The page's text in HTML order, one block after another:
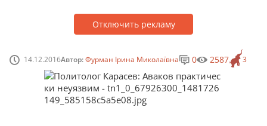
Отключить рекламу
14.12.2016Автор:Фурман Ірина Миколаївна 3
0 2587